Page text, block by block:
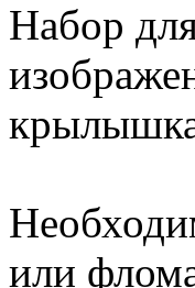
Набор
или